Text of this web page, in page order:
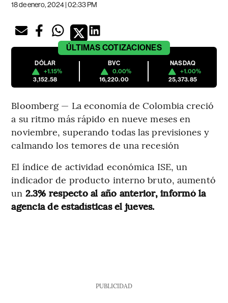
18 de enero, 2024 | 02:33 PM
ÚLTIMAS COTIZACIONES
DÓLAR
+1.15%
3,152.58
BVC
0.00%
16,220.00
NASDAQ
+1.00%
25,373.85
Bloomberg — La economía de Colombia creció
a su ritmo más rápido en nueve meses en
noviembre, superando todas las previsiones y
calmando los temores de una recesión
El índice de actividad económica ISE, un
indicador de producto interno bruto, aumentó
un 2.3% respecto al año anterior, informó la
agencia de estadísticas el jueves.
PUBLICIDAD